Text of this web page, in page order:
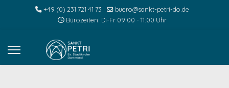
+49 (0) 231 721 41 73
buero@sankt-petri-do.de
Bürozeiten: Di-Fr 09:00 - 11:00 Uhr